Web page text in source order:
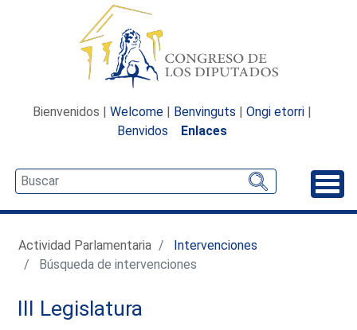
Bienvenidos | Welcome | Benvinguts | Ongi etorri |
Benvidos
Enlaces
Actividad Parlamentaria
Intervenciones
Búsqueda de intervenciones
III Legislatura